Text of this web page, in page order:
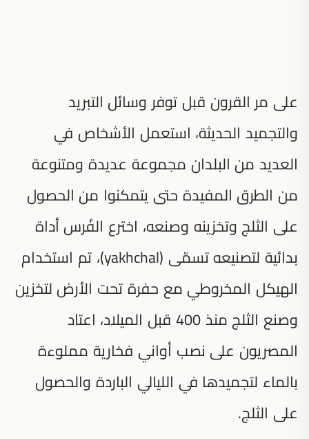
على مر القرون قبل توفر وسائل التبريد
والتجميد الحديثة، استعمل الأشخاص في
العديد من البلدان مجموعة عديدة ومتنوعة
من الطرق المفيدة حتى يتمكنوا من الحصول
على الثلج وتخزينه وصنعه، اخترع الفُرس أداة
بدائية لتصنيعه تسمّى (yakhchal)، تم استخدام
الهيكل المخروطي مع حفرة تحت الأرض لتخزين
وصنع الثلج منذ 400 قبل الميلاد، اعتاد
المصريون على نصب أواني فخارية مملوءة
بالماء لتجميدها في الليالي الباردة والحصول
على الثلج.